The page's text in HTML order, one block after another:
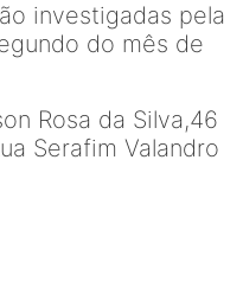
investigadas pela
do mês de
Rosa da Silva,46
Serafim Valandro